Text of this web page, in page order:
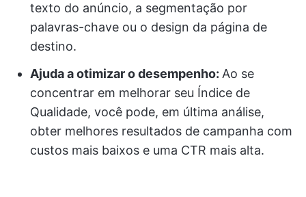
texto do anúncio, a segmentação por
palavras-chave ou o design da página de
destino.
Ajuda a otimizar o desempenho: Ao se
concentrar em melhorar seu Índice de
Qualidade, você pode, em última análise,
obter melhores resultados de campanha com
custos mais baixos e uma CTR mais alta.